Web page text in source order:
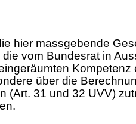
hier massgebende
die vom Bundesrat in
Kompetenz
über die
(Art. 31 und 32 UVV)